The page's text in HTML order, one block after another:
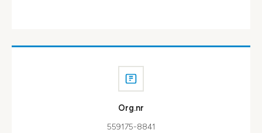
Org.nr
559175-8841